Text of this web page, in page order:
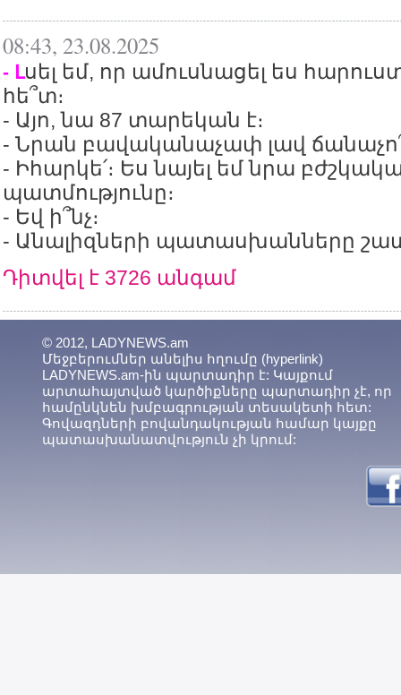
08:43, 23.08.2025
- Լսել եմ, որ ամուսնացել ես
հե՞տ։
- Այո, նա 87 տարեկան է։
- Նրան բավականաչափ լավ
- Իհարկե՛։ Ես նայել եմ նրա
պատմությունը։
- Եվ ի՞նչ։
- Անալիզների պատասխանները
Դիտվել է 3726 անգամ
© 2012, LADYNEWS.am
Մեջբերումներ անելիս հղումը (hyperlink)
LADYNEWS.am-ին պարտադիր է: Կայքում
արտահայտված կարծիքները պարտադիր չէ, որ
համընկնեն խմբագրության տեսակետի հետ:
Գովազդների բովանդակության համար կայքը
պատասխանատվություն չի կրում: